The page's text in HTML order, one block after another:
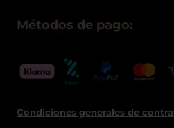
Métodos de pago:
Condiciones generales de